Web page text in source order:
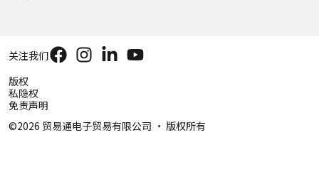
©2026 贸易通电子贸易有限公司 ‧ 版权所有
版权
私隐权
免责声明
关注我们